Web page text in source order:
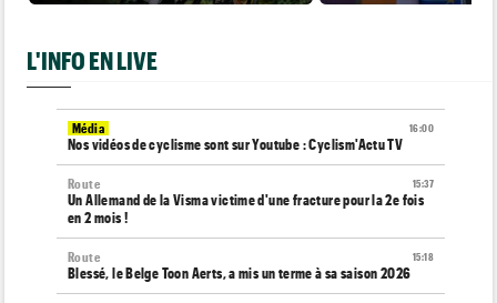
L'INFO EN LIVE
16:00
Média
Nos vidéos de cyclisme sont sur Youtube : Cyclism'Actu TV
15:37
Route
Un Allemand de la Visma victime d'une fracture pour la 2e fois
en 2 mois !
15:18
Route
Blessé, le Belge Toon Aerts, a mis un terme à sa saison 2026